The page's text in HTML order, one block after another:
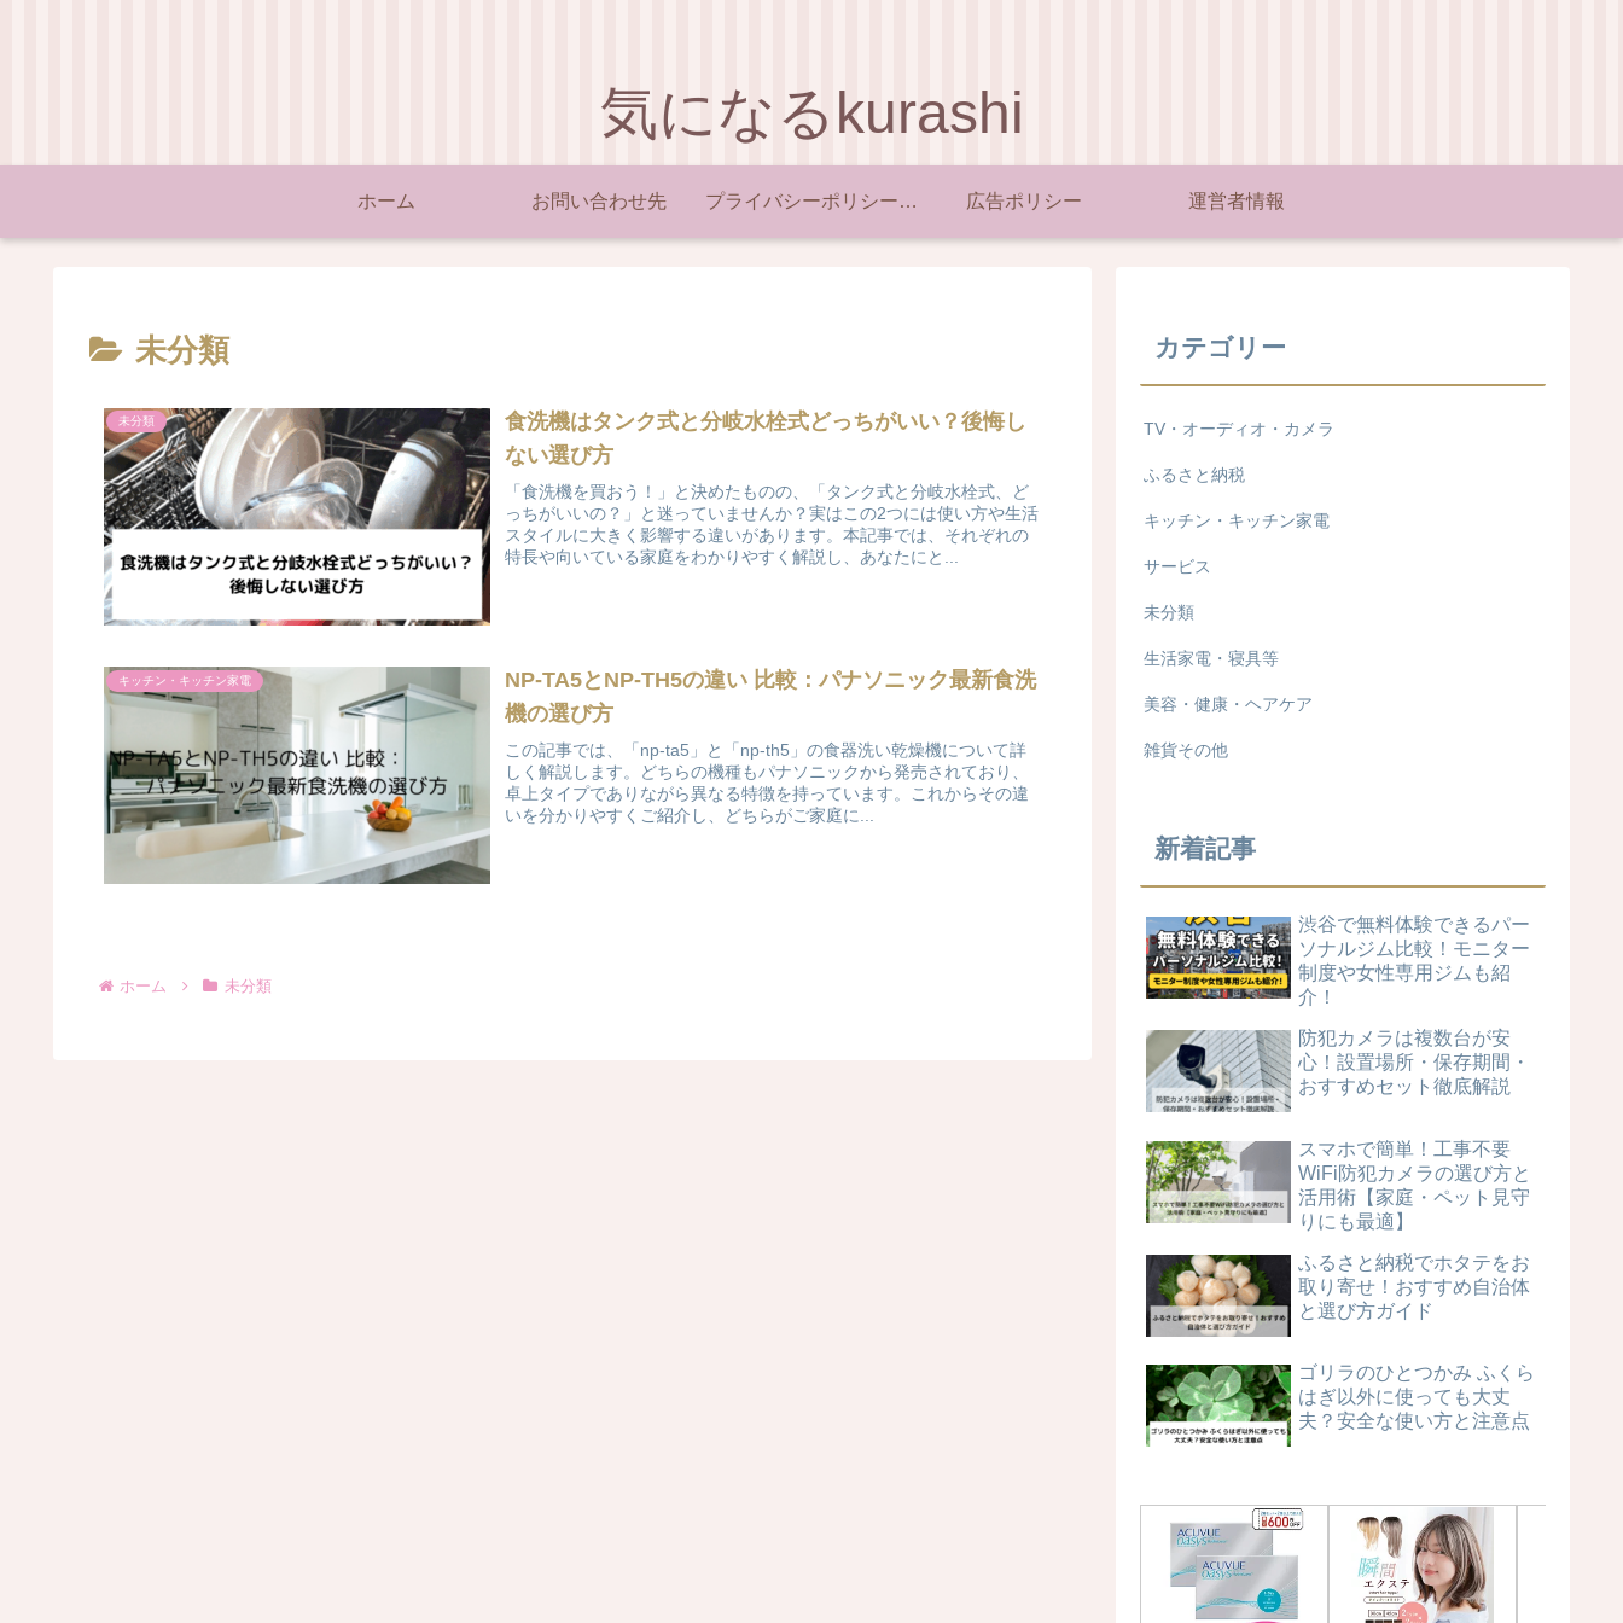
気になるkurashi
ホーム お問い合わせ先 プライバシーポリシー・免責事項 広告ポリシー 運営者情報
未分類
未分類
食洗機はタンク式と分岐水栓式どっちがいい？後悔し
ない選び方
「食洗機を買おう！」と決めたものの、「タンク式と分岐水栓式、ど
っちがいいの？」と迷っていませんか？実はこの2つには使い方や生活
スタイルに大きく影響する違いがあります。本記事では、それぞれの
特長や向いている家庭をわかりやすく解説し、あなたにと...
キッチン・キッチン家電
NP-TA5とNP-TH5の違い 比較：パナソニック最新食洗
機の選び方
この記事では、「np-ta5」と「np-th5」の食器洗い乾燥機について詳
しく解説します。どちらの機種もパナソニックから発売されており、
卓上タイプでありながら異なる特徴を持っています。これからその違
いを分かりやすくご紹介し、どちらがご家庭に...
ホーム 未分類
カテゴリー
TV・オーディオ・カメラ
ふるさと納税
キッチン・キッチン家電
サービス
未分類
生活家電・寝具等
美容・健康・ヘアケア
雑貨その他
新着記事
渋谷で無料体験できるパー
ソナルジム比較！モニター
制度や女性専用ジムも紹
介！
防犯カメラは複数台が安
心！設置場所・保存期間・
おすすめセット徹底解説
スマホで簡単！工事不要
WiFi防犯カメラの選び方と
活用術【家庭・ペット見守
りにも最適】
ふるさと納税でホタテをお
取り寄せ！おすすめ自治体
と選び方ガイド
ゴリラのひとつかみ ふくら
はぎ以外に使っても大丈
夫？安全な使い方と注意点